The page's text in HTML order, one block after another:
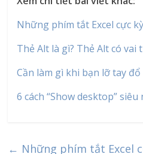
Những phím tắt Excel cực
Thẻ Alt là gì? Thẻ Alt có vai
Cần làm gì khi bạn lỡ tay
6 cách “Show desktop”
← Những phím tắt Excel